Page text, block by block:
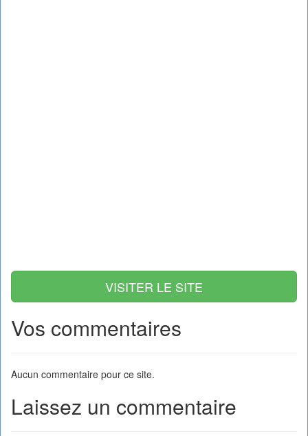
VISITER LE SITE
Vos commentaires
Aucun commentaire pour ce site.
Laissez un commentaire